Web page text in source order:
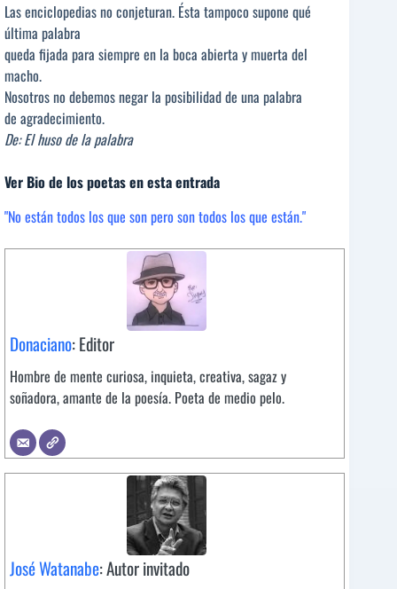
Las enciclopedias no conjeturan. Ésta tampoco supone qué
última palabra
queda fijada para siempre en la boca abierta y muerta del
macho.
Nosotros no debemos negar la posibilidad de una palabra
de agradecimiento.
De: El huso de la palabra
Ver Bio de los poetas en esta entrada
"No están todos los que son pero son todos los que están."
Donaciano: Editor
Hombre de mente curiosa, inquieta, creativa, sagaz y
soñadora, amante de la poesía. Poeta de medio pelo.
José Watanabe: Autor invitado